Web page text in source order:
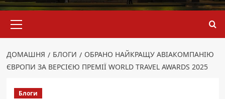
меню
ДОМАШНЯ БЛОГИ
ОБРАНО НАЙКРАЩУ АВІАКОМПАНІЮ
ЄВРОПИ ЗА ВЕРСІЄЮ ПРЕМІЇ WORLD TRAVEL AWARDS 2025
Блоги